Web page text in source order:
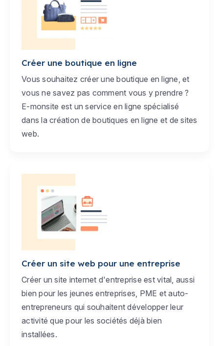
Créer une boutique en ligne
Vous souhaitez créer une boutique en ligne, et
vous ne savez pas comment vous y prendre ?
E-monsite est un service en ligne spécialisé
dans la création de boutiques en ligne et de sites
web.
Créer un site web pour une entreprise
Créer un site internet d'entreprise est vital, aussi
bien pour les jeunes entreprises, PME et auto-
entrepreneurs qui souhaitent développer leur
activité que pour les sociétés déjà bien
installées.